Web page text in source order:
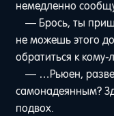
немедленно
— Брось, ты
не можешь этого
обратиться к
— …Рьюен, разве
самонадеянным?
подвох.